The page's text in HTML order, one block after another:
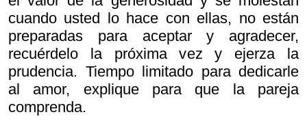
cuando usted lo hace con ellas, no están
preparadas para aceptar y agradecer,
recuérdelo la próxima vez y ejerza la
prudencia. Tiempo limitado para dedicarle
al amor, explique para que la pareja
comprenda.